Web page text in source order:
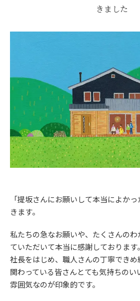
きました
「提坂さんにお願いして本当によか
きます。
私たちの急なお願いや、たくさんの
ていただいて本当に感謝しております。
社長をはじめ、職人さんの丁寧でき
関わっている皆さんとても気持ちのい
雰囲気なのが印象的です。